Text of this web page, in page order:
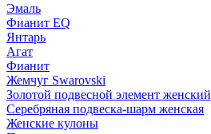
Эмаль
Фианит EQ
Янтарь
Агат
Фианит
Жемчуг Swarovski
Золотой подвесной элемент женcкий
Серебряная подвеска-шарм женская
Женские кулоны